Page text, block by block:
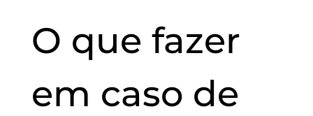
O que fazer
em caso de